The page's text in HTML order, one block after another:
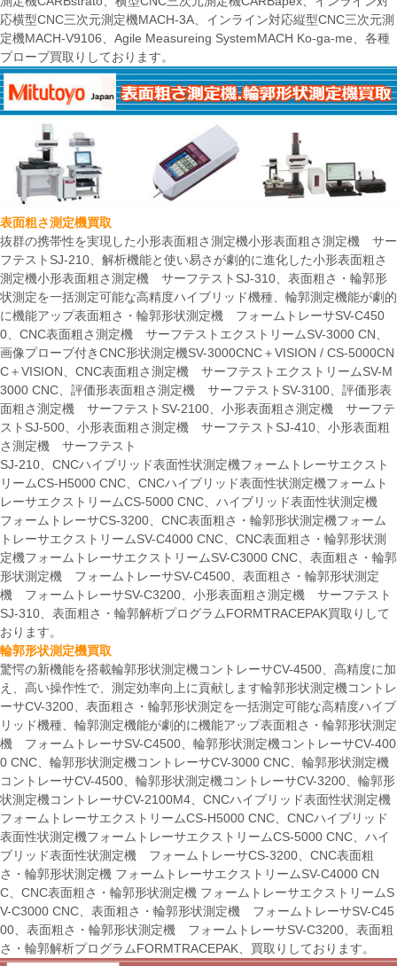
応横型CNC三次元測定機MACH-3A、インライン対応縦型CNC三次元測
定機MACH-V9106、Agile Measureing SystemMACH Ko-ga-me、各種
プローブ買取りしております。
表面粗さ測定機買取
抜群の携帯性を実現した小形表面粗さ測定機小形表面粗さ測定機 サー
フテストSJ-210、解析機能と使い易さが劇的に進化した小形表面粗さ
測定機小形表面粗さ測定機 サーフテストSJ-310、表面粗さ・輪郭形
状測定を一括測定可能な高精度ハイブリッド機種、輪郭測定機能が劇的
に機能アップ表面粗さ・輪郭形状測定機 フォームトレーサSV-C450
0、CNC表面粗さ測定機 サーフテストエクストリームSV-3000 CN、
画像プローブ付きCNC形状測定機SV-3000CNC＋VISION / CS-5000CN
C＋VISION、CNC表面粗さ測定機 サーフテストエクストリームSV-M
3000 CNC、評価形表面粗さ測定機 サーフテストSV-3100、評価形表
面粗さ測定機 サーフテストSV-2100、小形表面粗さ測定機 サーフテ
ストSJ-500、小形表面粗さ測定機 サーフテストSJ-410、小形表面粗
さ測定機 サーフテスト
SJ-210、CNCハイブリッド表面性状測定機フォームトレーサエクスト
リームCS-H5000 CNC、CNCハイブリッド表面性状測定機フォームト
レーサエクストリームCS-5000 CNC、ハイブリッド表面性状測定機
フォームトレーサCS-3200、CNC表面粗さ・輪郭形状測定機フォーム
トレーサエクストリームSV-C4000 CNC、CNC表面粗さ・輪郭形状測
定機フォームトレーサエクストリームSV-C3000 CNC、表面粗さ・輪郭
形状測定機 フォームトレーサSV-C4500、表面粗さ・輪郭形状測定
機 フォームトレーサSV-C3200、小形表面粗さ測定機 サーフテスト
SJ-310、表面粗さ・輪郭解析プログラムFORMTRACEPAK買取りして
おります。
輪郭形状測定機買取
驚愕の新機能を搭載輪郭形状測定機コントレーサCV-4500、高精度に加
え、高い操作性で、測定効率向上に貢献します輪郭形状測定機コントレ
ーサCV-3200、表面粗さ・輪郭形状測定を一括測定可能な高精度ハイブ
リッド機種、輪郭測定機能が劇的に機能アップ表面粗さ・輪郭形状測定
機 フォームトレーサSV-C4500、輪郭形状測定機コントレーサCV-400
0 CNC、輪郭形状測定機コントレーサCV-3000 CNC、輪郭形状測定機
コントレーサCV-4500、輪郭形状測定機コントレーサCV-3200、輪郭形
状測定機コントレーサCV-2100M4、CNCハイブリッド表面性状測定機
フォームトレーサエクストリームCS-H5000 CNC、CNCハイブリッド
表面性状測定機フォームトレーサエクストリームCS-5000 CNC、ハイ
ブリッド表面性状測定機 フォームトレーサCS-3200、CNC表面粗
さ・輪郭形状測定機 フォームトレーサエクストリームSV-C4000 CN
C、CNC表面粗さ・輪郭形状測定機 フォームトレーサエクストリームS
V-C3000 CNC、表面粗さ・輪郭形状測定機 フォームトレーサSV-C45
00、表面粗さ・輪郭形状測定機 フォームトレーサSV-C3200、表面粗
さ・輪郭解析プログラムFORMTRACEPAK、買取りしております。